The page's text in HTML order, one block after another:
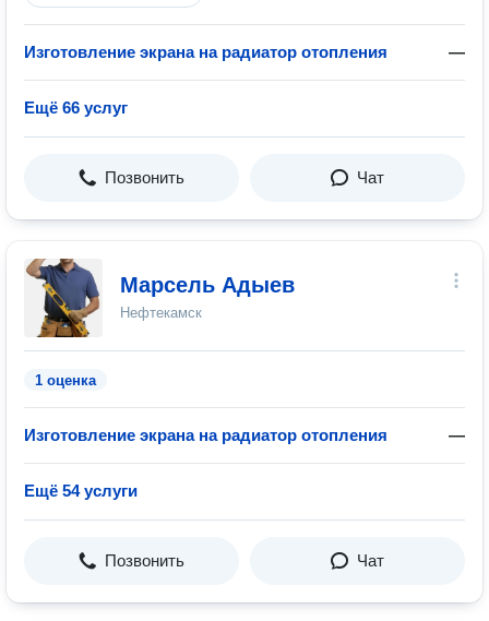
Изготовление экрана на радиатор отопления —
Ещё 66 услуг
Позвонить Чат
Марсель Адыев
Нефтекамск
1 оценка
Изготовление экрана на радиатор отопления —
Ещё 54 услуги
Позвонить Чат